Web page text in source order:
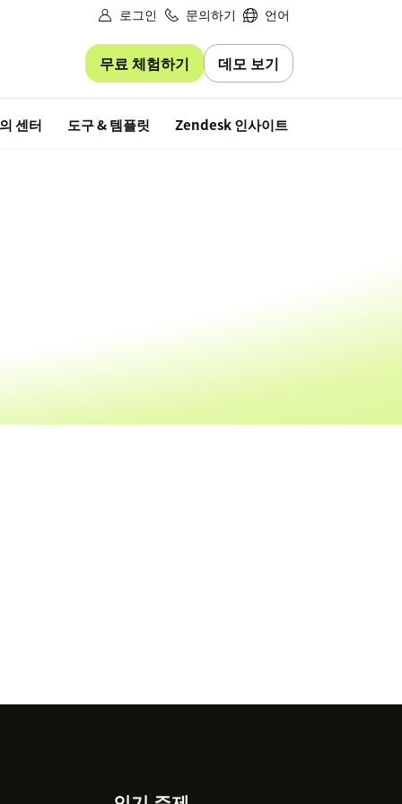
로그인 문의하기 언어
무료 체험하기 데모 보기
센터 도구 & 템플릿 Zendesk 인사이트